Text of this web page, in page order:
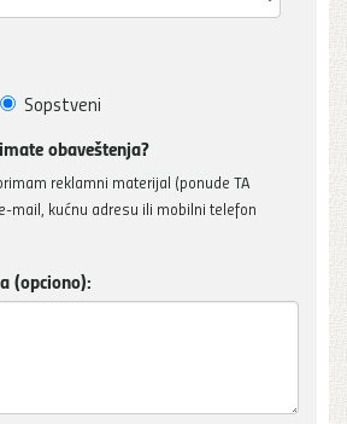
Sopstveni
obaveštenja?
reklamni materijal (ponude TA
mail, kućnu adresu ili mobilni telefon
(opciono):